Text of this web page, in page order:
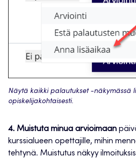
Näytä kaikki palautukset -näkymässä
opiskelijakohtaisesti.
4. Muistuta minua arvioimaan
kurssialueen opettajille, mihin
tehtynä. Muistutus näkyy